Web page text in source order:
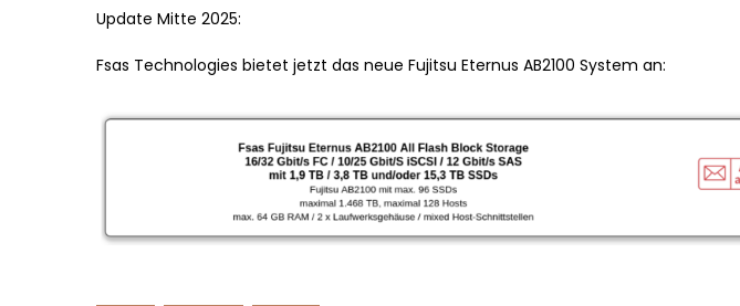
Update Mitte 2025:
Fsas Technologies bietet jetzt das neue Fujitsu Eternus AB2100 System an: